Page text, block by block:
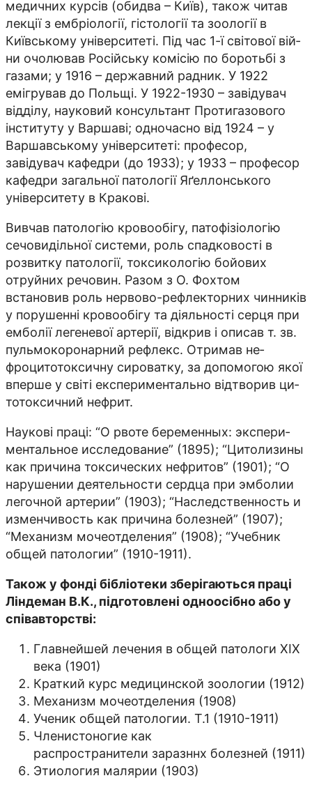
медичних курсів (обидва – Київ), також читав
лекції з ембріології, гістології та зоології в
Київському університеті. Під час 1-ї світової вій­
ни очолював Російську комісію по боротьбі з
газами; у 1916 – державний радник. У 1922
емігрував до Польщі. У 1922-1930 – завідувач
відділу, науковий консультант Протигазового
інституту у Варшаві; одночасно від 1924 – у
Варшавському університеті: професор,
завідувач кафедри (до 1933); у 1933 – професор
кафедри загальної патології Яґеллонського
університету в Кракові.
Вивчав патологію кровообігу, патофізіологію
сечовидільної системи, роль спадковості в
розвитку патології, токсикологію бойових
отруйних речовин. Разом з О. Фохтом
встановив роль нервово-рефлекторних чинників
у порушен­ні кровообігу та діяльності серця при
емболії легеневої артерії, відкрив і описав т. зв.
пульмокоронарний рефлекс. Отримав не­
фроцитотоксичну сироватку, за допомогою якої
вперше у світі експериментально відтворив ци­­
тотоксичний нефрит.
Наукові праці: “О рвоте беременных: экспери­
ментальное исследование” (1895); “Цитоли­зи­ны
как причина токсических нефритов” (1901); “О
нарушении деятельности сердца при эмболии
легочной артерии” (1903); “Наследственность и
изменчивость как причина бо­лезней” (1907);
“Механизм мочеотде­ления” (1908); “Учебник
общей патологии” (1910-1911).
Також у фонді бібліотеки зберігаються праці
Ліндеман В.К., підготовлені одноосібно або у
співавторстві:
Главнейшей лечения в общей патологи ХІХ
века (1901)
Краткий курс медицинской зоологии (1912)
Механизм мочеотделения (1908)
Ученик общей патологии. T.1 (1910-1911)
Членистоногие как
распространители заразннх болезней (1911)
Этиология малярии (1903)